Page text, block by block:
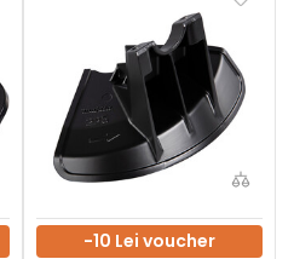
-10 Lei voucher